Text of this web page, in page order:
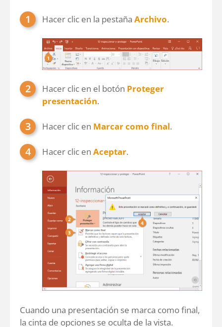
Hacer clic en la pestaña Archivo.
Hacer clic en el botón Proteger
presentación.
Hacer clic en Marcar como final.
Hacer clic en Aceptar.
Cuando una presentación se marca como final,
la cinta de opciones se oculta de la vista.